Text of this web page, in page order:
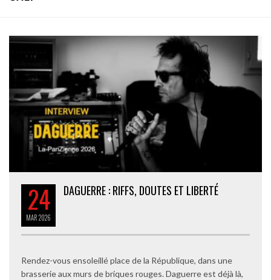
24
MAR2026
DAGUERRE : RIFFS, DOUTES ET LIBERTÉ
Rendez-vous ensoleillé place de la République, dans une
brasserie aux murs de briques rouges. Daguerre est déjà là,